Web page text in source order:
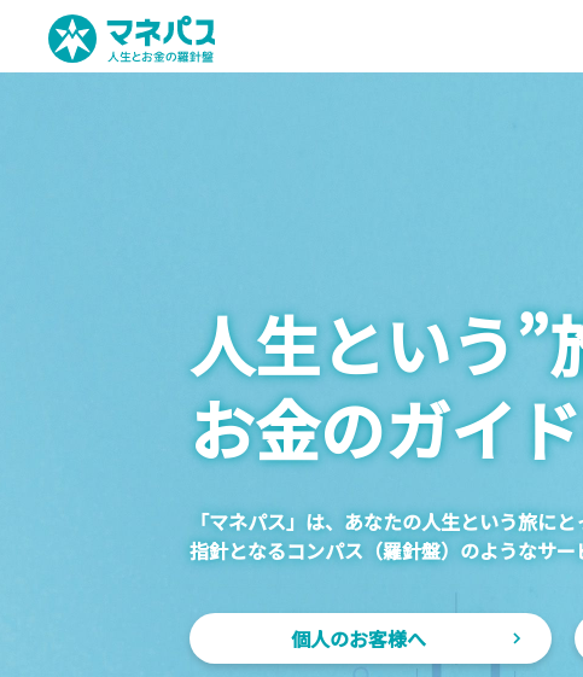
人生という”
お金のガイ
「マネパス」は、あなたの人生という旅に
指針となるコンパス（羅針盤）のようなサー
個人のお客様へ